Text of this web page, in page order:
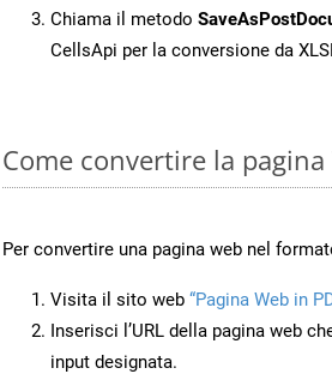
Chiama il metodo
CellsApi per la conversione da
Come convertire la
Per convertire una pagina web nel
Visita il sito web “Pagina Web in
Inserisci l’URL della pagina web
input designata.